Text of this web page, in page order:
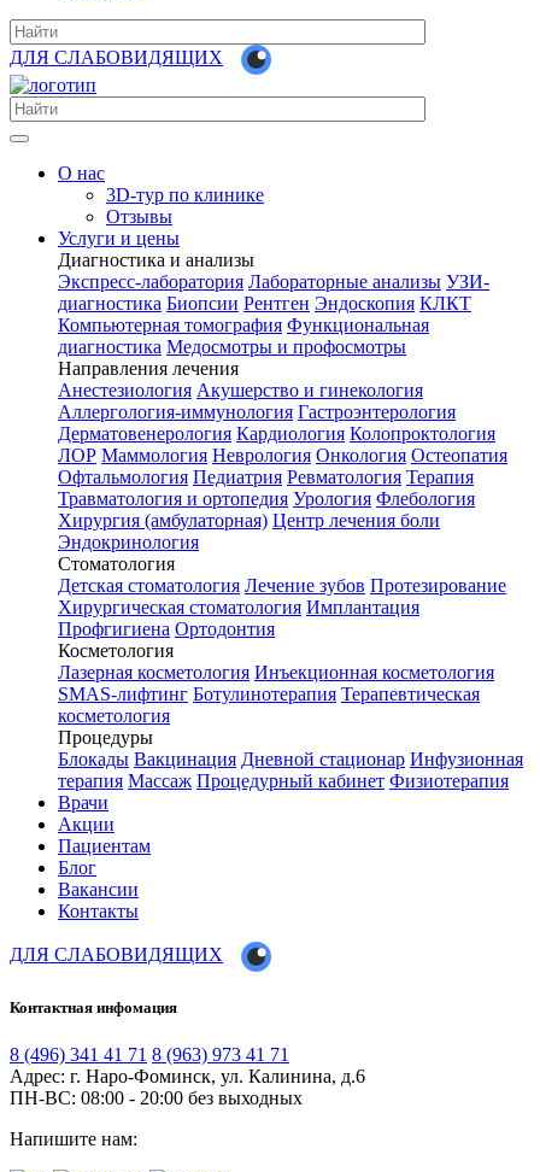
ДЛЯ СЛАБОВИДЯЩИХ
О нас
3D-тур по клинике
Отзывы
Услуги и цены
Диагностика и анализы
Экспресс-лаборатория Лабораторные анализы УЗИ-
диагностика Биопсии Рентген Эндоскопия КЛКТ
Компьютерная томография Функциональная
диагностика Медосмотры и профосмотры
Направления лечения
Анестезиология Акушерство и гинекология
Аллергология-иммунология Гастроэнтерология
Дерматовенерология Кардиология Колопроктология
ЛОР Маммология Неврология Онкология Остеопатия
Офтальмология Педиатрия Ревматология Терапия
Травматология и ортопедия Урология Флебология
Хирургия (амбулаторная) Центр лечения боли
Эндокринология
Стоматология
Детская стоматология Лечение зубов Протезирование
Хирургическая стоматология Имплантация
Профгигиена Ортодонтия
Косметология
Лазерная косметология Инъекционная косметология
SMAS-лифтинг Ботулинотерапия Терапевтическая
косметология
Процедуры
Блокады Вакцинация Дневной стационар Инфузионная
терапия Массаж Процедурный кабинет Физиотерапия
Врачи
Акции
Пациентам
Блог
Вакансии
Контакты
ДЛЯ СЛАБОВИДЯЩИХ
Контактная инфомация
8 (496) 341 41 71 8 (963) 973 41 71
Адрес: г. Наро-Фоминск, ул. Калинина, д.6
ПН-ВС: 08:00 - 20:00 без выходных
Напишите нам: